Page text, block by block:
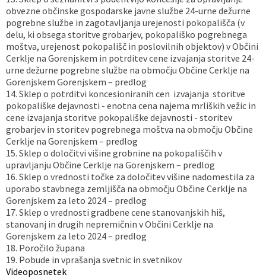
obvezne občinske gospodarske javne službe 24-urne dežurne
pogrebne službe in zagotavljanja urejenosti pokopališča (v
delu, ki obsega storitve grobarjev, pokopališko pogrebnega
moštva, urejenost pokopališč in poslovilnih objektov) v Občini
Cerklje na Gorenjskem in potrditev cene izvajanja storitve 24-
urne dežurne pogrebne službe na območju Občine Cerklje na
Gorenjskem Gorenjskem – predlog
14. Sklep o potrditvi koncesioniranih cen izvajanja storitve
pokopališke dejavnosti - enotna cena najema mrliških vežic in
cene izvajanja storitve pokopališke dejavnosti - storitev
grobarjev in storitev pogrebnega moštva na območju Občine
Cerklje na Gorenjskem – predlog
15. Sklep o določitvi višine grobnine na pokopališčih v
upravljanju Občine Cerklje na Gorenjskem – predlog
16. Sklep o vrednosti točke za določitev višine nadomestila za
uporabo stavbnega zemljišča na območju Občine Cerklje na
Gorenjskem za leto 2024 – predlog
17. Sklep o vrednosti gradbene cene stanovanjskih hiš,
stanovanj in drugih nepremičnin v Občini Cerklje na
Gorenjskem za leto 2024 – predlog
18. Poročilo župana
19. Pobude in vprašanja svetnic in svetnikov
Videoposnetek